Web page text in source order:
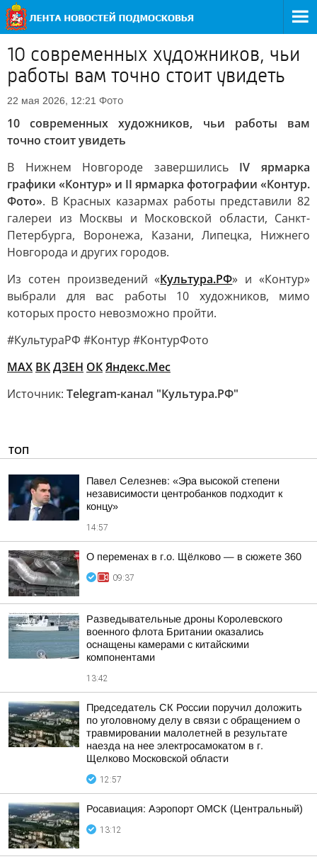
10 современных художников, чьи
работы вам точно стоит увидеть
22 мая 2026, 12:21 Фото
10 современных художников, чьи работы вам
точно стоит увидеть
В Нижнем Новгороде завершились IV ярмарка
графики «Контур» и II ярмарка фотографии «Контур.
Фото». В Красных казармах работы представили 82
галереи из Москвы и Московской области, Санкт-
Петербурга, Воронежа, Казани, Липецка, Нижнего
Новгорода и других городов.
Из сотен произведений «Культура.РФ» и «Контур»
выбрали для вас работы 10 художников, мимо
которых просто невозможно пройти.
#КультураРФ #Контур #КонтурФото
MAX ВКДЗЕН ОКЯндекс.Мес
Источник: Telegram-канал "Культура.РФ"
ТОП
Павел Селезнев: «Эра высокой степени
независимости центробанков подходит к
концу»
14:57
О переменах в г.о. Щёлково — в сюжете 360
09:37
Разведывательные дроны Королевского
военного флота Британии оказались
оснащены камерами с китайскими
компонентами
13:42
Председатель СК России поручил доложить
по уголовному делу в связи с обращением о
травмировании малолетней в результате
наезда на нее электросамокатом в г.
Щелково Московской области
12:57
Росавиация: Аэропорт ОМСК (Центральный)
13:12